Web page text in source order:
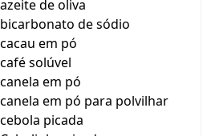
de oliva
de sódio
em pó
solúvel
em pó
em pó para polvilhar
picada